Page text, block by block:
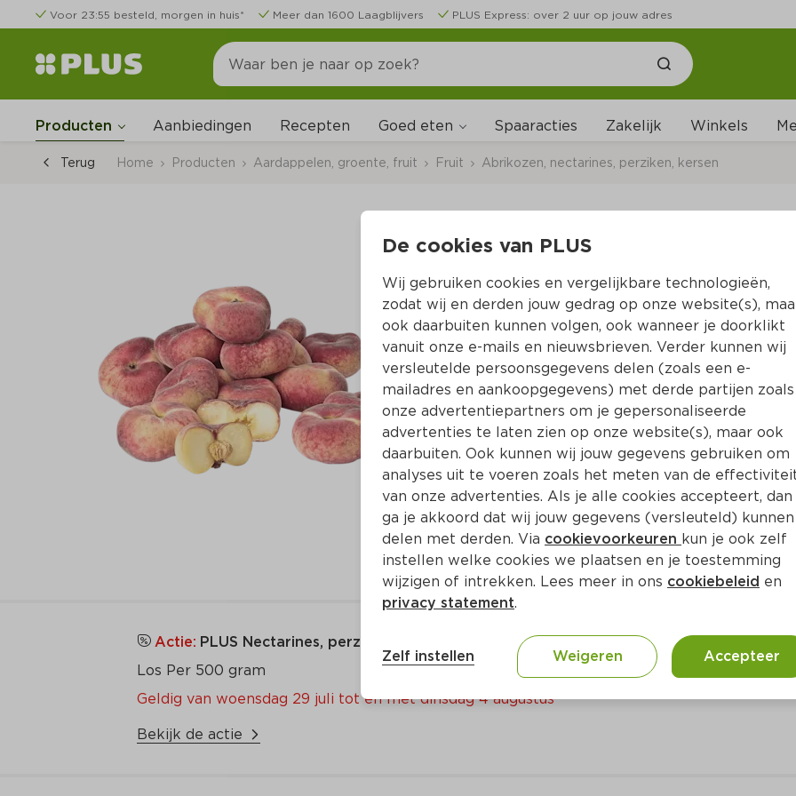
Voor 23:55 besteld, morgen in huis* Meer dan 1600 Laagblijvers PLUS Express: over 2 uur op jouw adres
Producten Aanbiedingen Recepten Goed eten Spaaracties Zakelijk Winkels
Terug Home Producten Aardappelen, groente, fruit Fruit Abrikozen, nectarines, perziken, kersen
PLUS Wilde perzik
Per 500 gram  (per kilo €4.38)
500 gram 1.29
1.29 2.19
Toevoegen
Actie: PLUS Nectarines, perziken en wilde perziken
Los Per 500 gram
Geldig van woensdag 29 juli tot en met dinsdag 4 augustus
Bekijk de actie
De cookies van PLUS
Wij gebruiken cookies en vergelijkbare technologieën,
zodat wij en derden jouw gedrag op onze website(s),
ook daarbuiten kunnen volgen, ook wanneer je doorklikt
vanuit onze e-mails en nieuwsbrieven. Verder kunnen wij
versleutelde persoonsgegevens delen (zoals een e-
mailadres en aankoopgegevens) met derde partijen zoals
onze advertentiepartners om je gepersonaliseerde
advertenties te laten zien op onze website(s), maar ook
daarbuiten. Ook kunnen wij jouw gegevens gebruiken om
analyses uit te voeren zoals het meten van de
van onze advertenties. Als je alle cookies accepteert, dan
ga je akkoord dat wij jouw gegevens (versleuteld) kunnen
delen met derden. Via cookievoorkeuren kun je ook zelf
instellen welke cookies we plaatsen en je toestemming
wijzigen of intrekken. Lees meer in ons cookiebeleid en
privacy statement.
Zelf instellen Weigeren Accepteer